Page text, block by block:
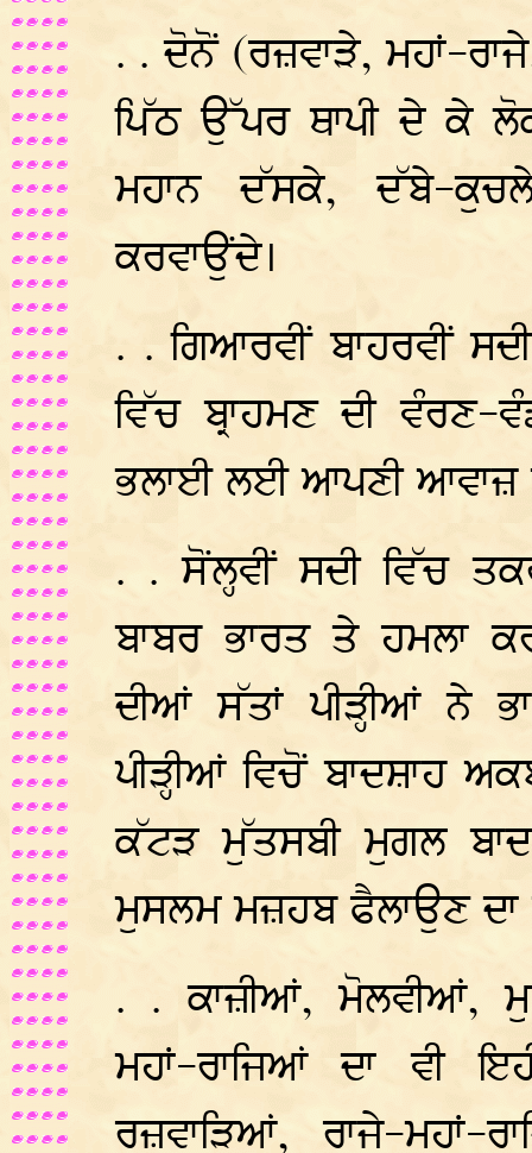
. . ਦੋਨੋਂ (ਰਜ਼ਵਾੜੇ, ਮਹਾਂ-
ਪਿੱਠ ਉੱਪਰ ਥਾਪੀ ਦੇ ਕੇ
ਮਹਾਨ ਦੱਸਕੇ, ਦੱਬੇ-
ਕਰਵਾਉਂਦੇ।
. . ਗਿਆਰਵੀਂ ਬਾਹਰਵੀਂ
ਵਿੱਚ ਬ੍ਰਾਹਮਣ ਦੀ ਵੰਰਣ-
ਭਲਾਈ ਲਈ ਆਪਣੀ ਆਵਾਜ਼
. . ਸੋਂਲ੍ਹਵੀਂ ਸਦੀ ਵਿੱਚ
ਬਾਬਰ ਭਾਰਤ ਤੇ ਹਮਲਾ
ਦੀਆਂ ਸੱਤਾਂ ਪੀੜ੍ਹੀਆਂ ਨੇ
ਪੀੜ੍ਹੀਆਂ ਵਿਚੋਂ ਬਾਦਸ਼ਾਹ
ਕੱਟੜ ਮੁੱਤਸਬੀ ਮੁਗਲ
ਮੁਸਲਮ ਮਜ਼ਹਬ ਫੈਲਾਉਣ ਦਾ
. . ਕਾਜ਼ੀਆਂ, ਮੋਲਵੀਆਂ,
ਮਹਾਂ-ਰਾਜਿਆਂ ਦਾ ਵੀ
ਰਜ਼ਵਾੜਿਆਂ, ਰਾਜੇ-ਮਹਾਂ-